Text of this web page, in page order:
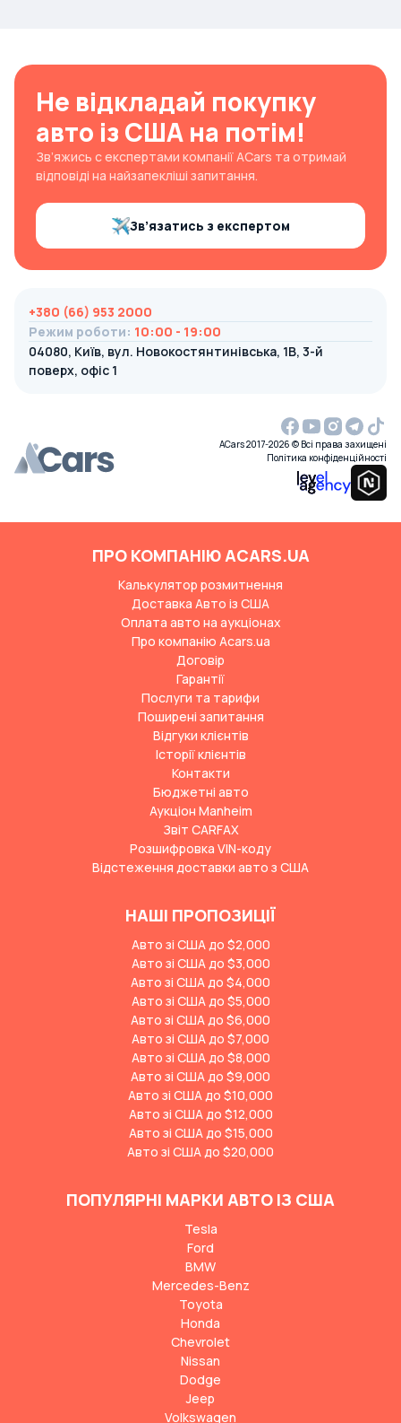
Не відкладай покупку
авто із США на потім!
Зв’яжись с експертами компанії ACars та отримай
відповіді на найзапекліші запитання.
Зв’язатись з експертом
+380 (66) 953 2000
Режим роботи: 10:00 - 19:00
04080, Київ, вул. Новокостянтинівська, 1В, 3-й
поверх, офіс 1
ACars 2017-2026 © Всі права захищені
Політика конфіденційності
ПРО КОМПАНІЮ ACARS.UA
Калькулятор розмитнення
Доставка Авто із США
Оплата авто на аукціонах
Про компанію Acars.ua
Договір
Гарантії
Послуги та тарифи
Поширені запитання
Відгуки клієнтів
Історії клієнтів
Контакти
Бюджетні авто
Аукціон Manheim
Звіт CARFAX
Розшифровка VIN-коду
Відстеження доставки авто з США
НАШІ ПРОПОЗИЦІЇ
Авто зі США до $2,000
Авто зі США до $3,000
Авто зі США до $4,000
Авто зі США до $5,000
Авто зі США до $6,000
Авто зі США до $7,000
Авто зі США до $8,000
Авто зі США до $9,000
Авто зі США до $10,000
Авто зі США до $12,000
Авто зі США до $15,000
Авто зі США до $20,000
ПОПУЛЯРНІ МАРКИ АВТО ІЗ США
Tesla
Ford
BMW
Mercedes-Benz
Toyota
Honda
Chevrolet
Nissan
Dodge
Jeep
Volkswagen